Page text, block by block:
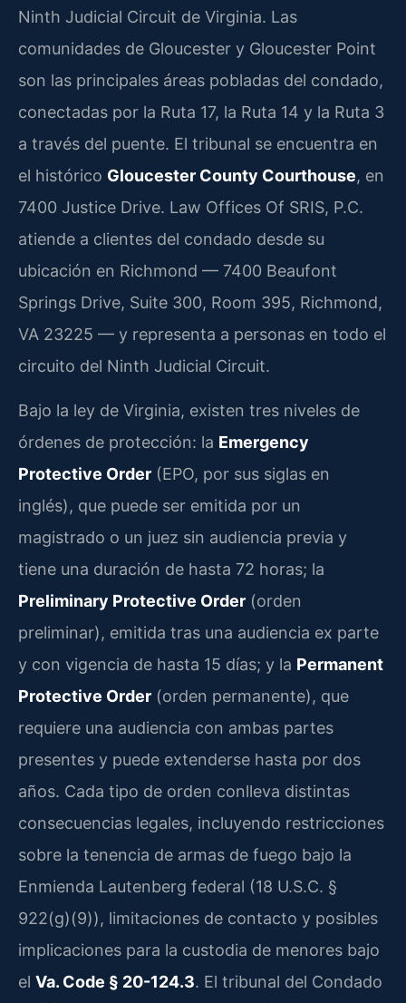
Ninth Judicial Circuit de Virginia. Las
comunidades de Gloucester y Gloucester Point
son las principales áreas pobladas del condado,
conectadas por la Ruta 17, la Ruta 14 y la Ruta 3
a través del puente. El tribunal se encuentra en
el histórico Gloucester County Courthouse, en
7400 Justice Drive. Law Offices Of SRIS, P.C.
atiende a clientes del condado desde su
ubicación en Richmond — 7400 Beaufont
Springs Drive, Suite 300, Room 395, Richmond,
VA 23225 — y representa a personas en todo el
circuito del Ninth Judicial Circuit.
Bajo la ley de Virginia, existen tres niveles de
órdenes de protección: la Emergency
Protective Order (EPO, por sus siglas en
inglés), que puede ser emitida por un
magistrado o un juez sin audiencia previa y
tiene una duración de hasta 72 horas; la
Preliminary Protective Order (orden
preliminar), emitida tras una audiencia ex parte
y con vigencia de hasta 15 días; y la Permanent
Protective Order (orden permanente), que
requiere una audiencia con ambas partes
presentes y puede extenderse hasta por dos
años. Cada tipo de orden conlleva distintas
consecuencias legales, incluyendo restricciones
sobre la tenencia de armas de fuego bajo la
Enmienda Lautenberg federal (18 U.S.C. §
922(g)(9)), limitaciones de contacto y posibles
implicaciones para la custodia de menores bajo
el Va. Code § 20-124.3. El tribunal del Condado